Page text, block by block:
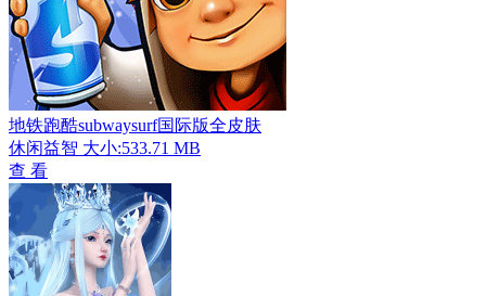
地铁跑酷subwaysurf国际版全皮肤
休闲益智 大小:533.71 MB
查 看